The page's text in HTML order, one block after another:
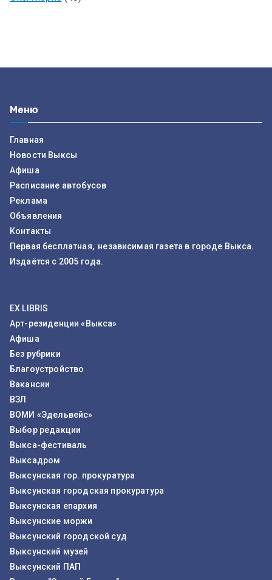
Меню
Главная
Новости Выксы
Афиша
Расписание автобусов
Реклама
Объявления
Контакты
Первая бесплатная, независимая газета в городе Выкса.
Издаётся с 2005 года.
EX LIBRIS
Арт-резиденции «Выкса»
Афиша
Без рубрики
Благоустройство
Вакансии
ВЗЛ
ВОМИ «Эдельвейс»
Выбор редакции
Выкса-фестиваль
Выксадром
Выксунская гор. прокуратура
Выксунская городская прокуратура
Выксунская епархия
Выксунские моржи
Выксунский городской суд
Выксунский музей
Выксунский ПАП